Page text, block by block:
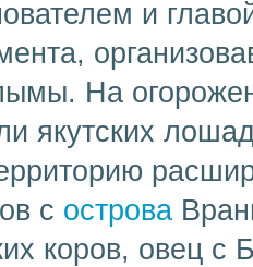
и
На
якутских
с острова
коров, овец с